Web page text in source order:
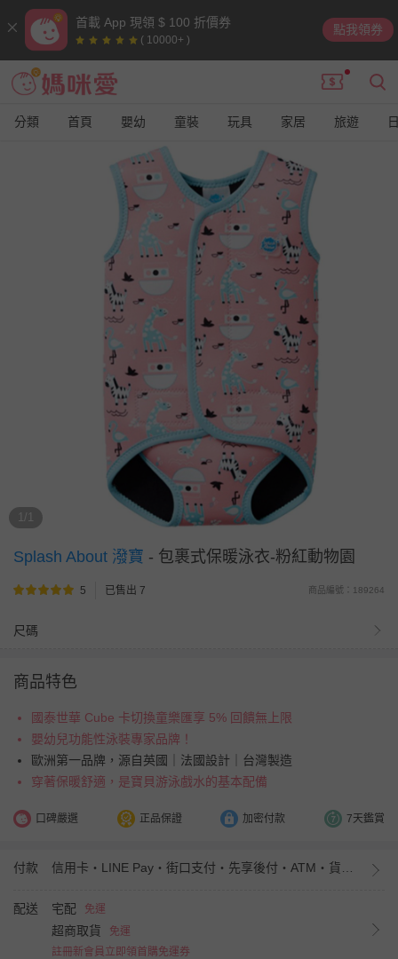
首載 App 現領 $ 100 折價券
( 10000+ )
點我領券
分類 首頁 嬰幼 童裝 玩具 家居 旅遊
1/1
Splash About 潑寶 - 包裹式保暖泳衣-粉紅動物園
5 已售出 7 商品編號：189264
尺碼
商品特色
國泰世華 Cube 卡切換童樂匯享 5% 回饋無上限
嬰幼兒功能性泳裝專家品牌！
歐洲第一品牌，源自英國｜法國設計｜台灣製造
穿著保暖舒適，是寶貝游泳戲水的基本配備
口碑嚴選 正品保證 加密付款 7天鑑賞
付款
配送 宅配 免運
超商取貨
免運
註冊新會員立即領首購免運券